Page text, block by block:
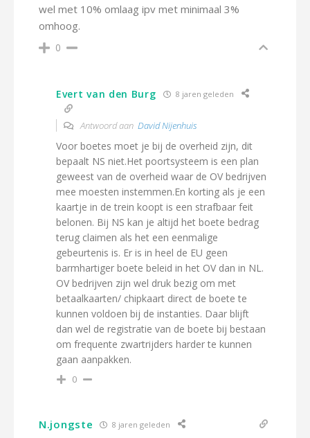
wel met 10% omlaag ipv met minimaal 3%
omhoog.
0
Evert van den Burg 8 jaren geleden
Antwoord aan David Nijenhuis
Voor boetes moet je bij de overheid zijn, dit
bepaalt NS niet.Het poortsysteem is een plan
geweest van de overheid waar de OV bedrijven
mee moesten instemmen.En korting als je een
kaartje in de trein koopt is een strafbaar feit
belonen. Bij NS kan je altijd het boete bedrag
terug claimen als het een eenmalige
gebeurtenis is. Er is in heel de EU geen
barmhartiger boete beleid in het OV dan in NL.
OV bedrijven zijn wel druk bezig om met
betaalkaarten/ chipkaart direct de boete te
kunnen voldoen bij de instanties. Daar blijft
dan wel de registratie van de boete bij bestaan
om frequente zwartrijders harder te kunnen
gaan aanpakken.
0
N.jongste 8 jaren geleden